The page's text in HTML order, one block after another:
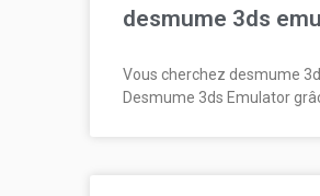
desmume 3ds
Vous cherchez desmume
Desmume 3ds Emulator